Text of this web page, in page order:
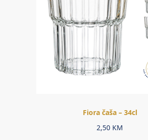
Fiora čaša – 34cl
2,50 KM